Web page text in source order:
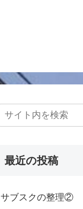
最近の投稿
サブスクの整理②